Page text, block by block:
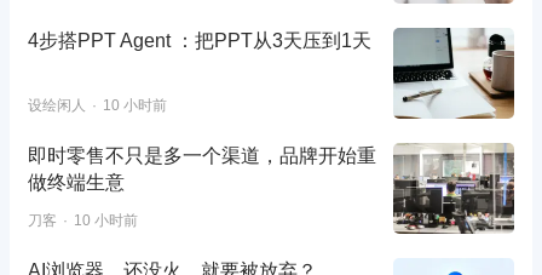
4步搭PPT Agent ：把PPT从3天压到1天
设绘闲人 10 小时前
即时零售不只是多一个渠道，品牌开始重
做终端生意
刀客 10 小时前
AI浏览器，还没火，就要被放弃？